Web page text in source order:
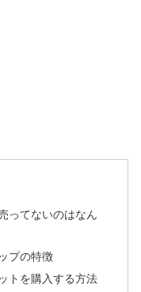
ってないのはなん
プの特徴
トを購入する方法